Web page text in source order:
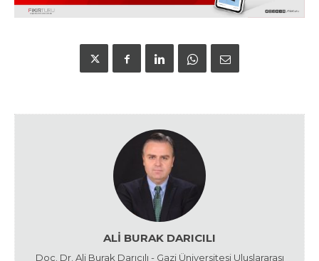
ALI BURAK DARICILI
Doç. Dr. Ali Burak Darıcılı - Gazi Üniversitesi Uluslararası